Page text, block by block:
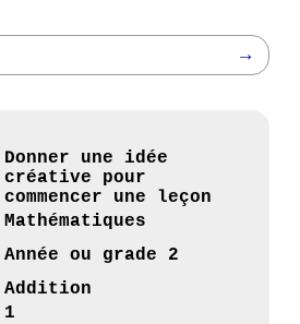
→
Donner une idée
créative pour
commencer une leçon
Mathématiques
Année ou grade 2
Addition
1